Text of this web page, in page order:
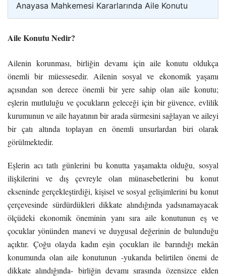
Anayasa Mahkemesi Kararlarında Aile Konutu
Aile Konutu Nedir?
Ailenin korunması, birliğin devamı için aile konutu oldukça
önemli bir müessesedir. Ailenin sosyal ve ekonomik yaşamı
açısından son derece önemli bir yere sahip olan aile konutu;
eşlerin mutluluğu ve çocukların geleceği için bir güvence, evlilik
kurumunun ve aile hayatının bir arada sürmesini sağlayan ve aileyi
bir çatı altında toplayan en önemli unsurlardan biri olarak
görülmektedir.
Eşlerin acı tatlı günlerini bu konutta yaşamakta olduğu, sosyal
ilişkilerini ve dış çevreyle olan münasebetlerini bu konut
ekseninde gerçekleştirdiği, kişisel ve sosyal gelişimlerini bu konut
çerçevesinde sürdürdükleri dikkate alındığında yadsınamayacak
ölçüdeki ekonomik öneminin yanı sıra aile konutunun eş ve
çocuklar yönünden manevi ve duygusal değerinin de bulunduğu
açıktır. Çoğu olayda kadın eşin çocukları ile barındığı mekân
konumunda olan aile konutunun -yukarıda belirtilen önemi de
dikkate alındığında- birliğin devamı sırasında özensizce elden